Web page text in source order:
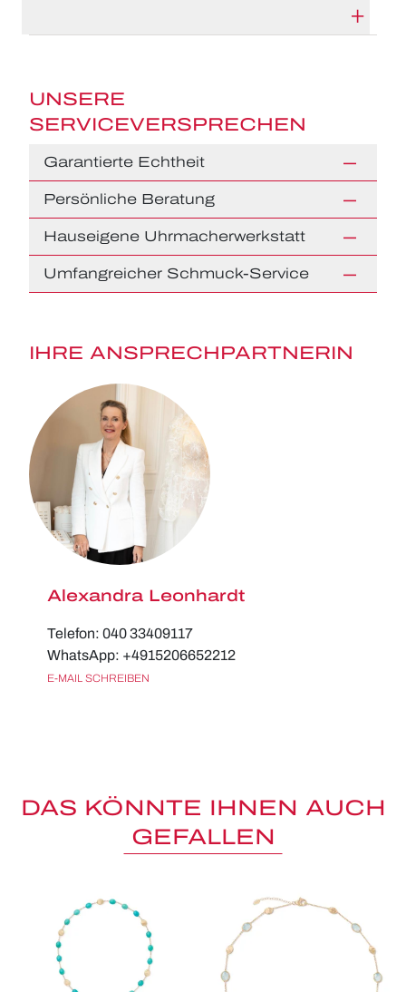
HERSTELLERBESCHREIBUNG
IHRE ANSPRECHPARTNERIN
Alexandra Leonhardt
Telefon: 040 33409117
WhatsApp: +4915206652212
E-MAIL SCHREIBEN
UNSERE
SERVICEVERSPRECHEN
Garantierte Echtheit
Persönliche Beratung
Hauseigene Uhrmacherwerkstatt
Umfangreicher Schmuck-Service
DAS KÖNNTE IHNEN AUCH
GEFALLEN